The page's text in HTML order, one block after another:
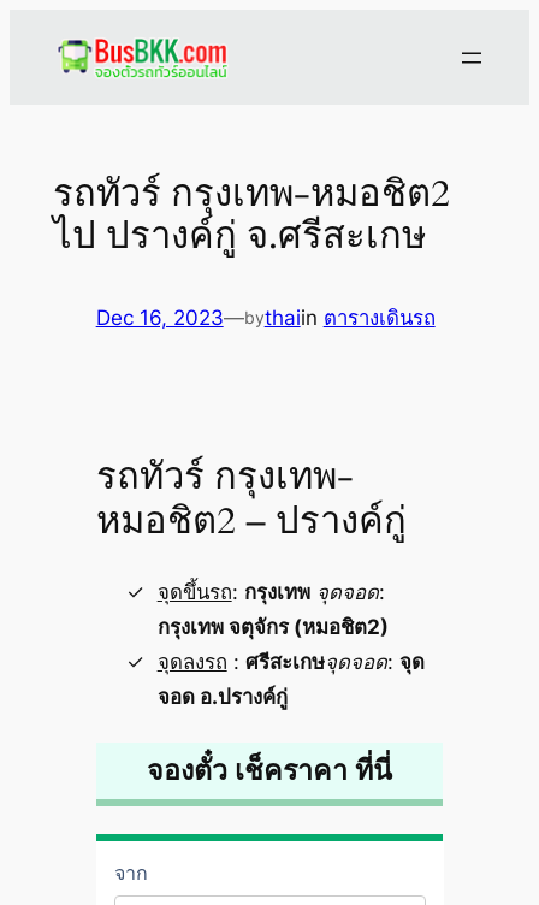
รถทัวร์ กรุงเทพ-หมอชิต2
ไป ปรางค์กู่ จ.ศรีสะเกษ
Dec 16, 2023—bythaiin ตารางเดินรถ
รถทัวร์ กรุงเทพ-
หมอชิต2 – ปรางค์กู่
จุดขึ้นรถ: กรุงเทพ จุดจอด:
กรุงเทพ จตุจักร (หมอชิต2)
จุดลงรถ : ศรีสะเกษจุดจอด: จุด
จอด อ.ปรางค์กู่
จองตั๋ว เช็คราคา ที่นี่